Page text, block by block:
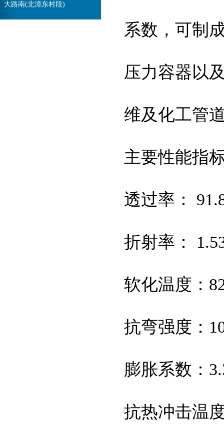
大路南(北漳东村段)
系数，可制
压力容器以
维及化工管
主要性能指
透过率：
折射率：
软化温度：
抗弯强度：
膨胀系数：
抗热冲击温